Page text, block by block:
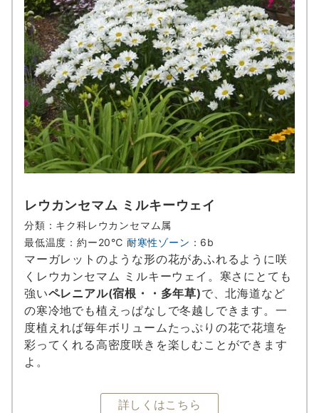
レウカンセマム ミルキーウェイ
分類：キク科レウカンセマム属
最低温度：約ー20℃ 耐寒性ゾーン ：6b
マーガレットのような形の花があふれるように咲
くレウカンセマム ミルキーウェイ。寒さにとても
強いペレニアル(宿根・・多年草)で、北海道など
の寒冷地でも植えっぱなしで冬越しできます。一
度植えれば毎年ボリュームたっぷりの花で花壇を
彩ってくれる高密度咲きを楽しむことができます
よ。
詳しくはこちら